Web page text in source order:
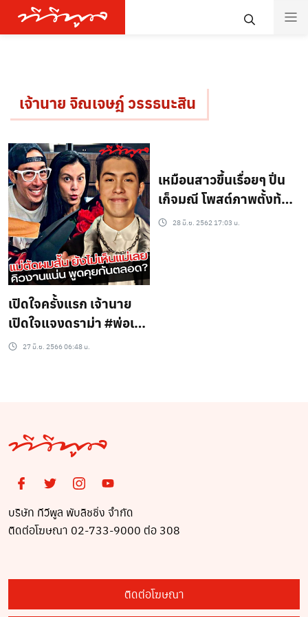
เจ้านาย จิณเจษฎ์ วรรธนะสิน
เปิดใจครั้งแรก เจ้านาย
เปิดใจแจงดราม่า #พ่อเจ
#แม่ปิ่น แยกทาง (ชม
27 มิ.ย. 2566 06:48 น.
เหมือนสาวขึ้นเรื่อยๆ ปิ่น
เก็จมณี โพสต์ภาพตั้งท้อง
เจ้านาย 7 เดือน เบิร์ดเดย์
28 มิ.ย. 2562 17:03 น.
บริษัท ทีวีพูล พับลิชชิ่ง จำกัด
ติดต่อโฆษณา 02-733-9000 ต่อ 308
ติดต่อโฆษณา